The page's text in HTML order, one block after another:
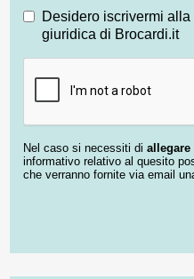
Desidero iscrivermi
giuridica di Brocardi.it
Nel caso si necessiti di allegare
informativo relativo al quesito
che verranno fornite via email